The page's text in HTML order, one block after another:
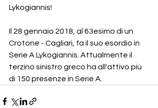
Lykogiannis!
Il 28 gennaio 2018, al 63esimo di un
Crotone - Cagliari, fa il suo esordio in
Serie A Lykogiannis. Attualmente il
terzino sinistro greco ha all'attivo più
di 150 presenze in Serie A.